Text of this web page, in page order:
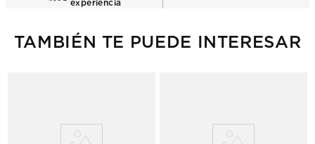
experiencia
TAMBIÉN TE PUEDE INTERESAR